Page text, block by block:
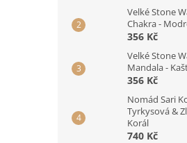
Velké Stone
Chakra -
356 Kč
Velké Stone
Mandala -
356 Kč
Nomád Sari
Tyrkysová &
Korál
740 Kč